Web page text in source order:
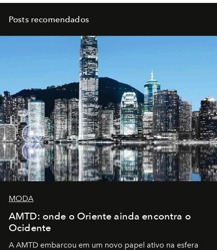
Posts recomendados
MODA
AMTD: onde o Oriente ainda encontra o
Ocidente
A AMTD embarcou em um novo papel ativo na esfera